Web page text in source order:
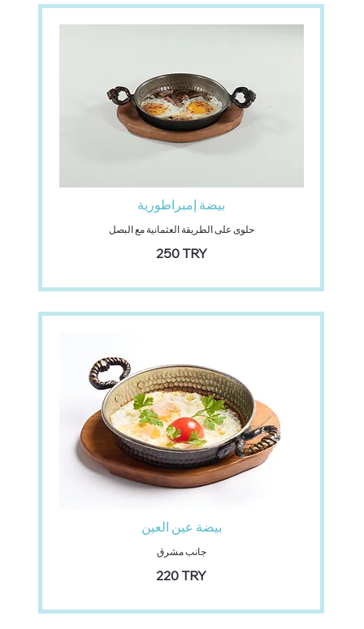
بيضة إمبراطورية
حلوى على الطريقة العثمانية مع البصل
‏250 TRY
بيضة عين العين
جانب مشرق
‏220 TRY